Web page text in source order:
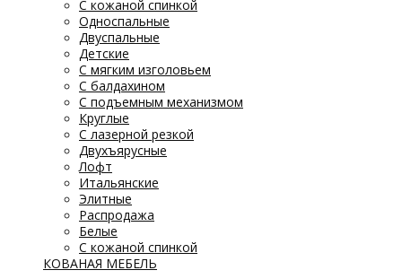
С кожаной спинкой
Односпальные
Двуспальные
Детские
С мягким изголовьем
С балдахином
С подъемным механизмом
Круглые
С лазерной резкой
Двухъярусные
Лофт
Итальянские
Элитные
Распродажа
Белые
С кожаной спинкой
КОВАНАЯ МЕБЕЛЬ